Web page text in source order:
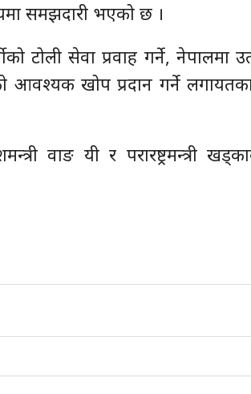
समझदारी भएको छ ।
टोली सेवा प्रवाह गर्ने, नेपालमा
आवश्यक खोप प्रदान गर्ने
वाङ यी र परारष्ट्रमन्त्री